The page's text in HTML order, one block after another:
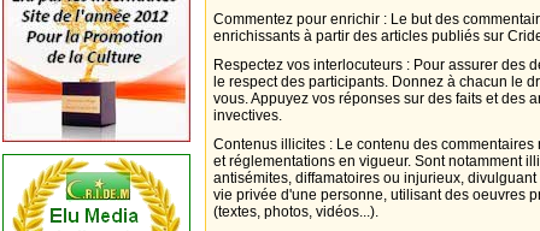
Commentez pour enrichir : Le but des
enrichissants à partir des articles publiés sur
Respectez vos interlocuteurs : Pour assurer des
le respect des participants. Donnez à chacun le
vous. Appuyez vos réponses sur des faits et des
invectives.
Contenus illicites : Le contenu des
et réglementations en vigueur. Sont notamment
antisémites, diffamatoires ou injurieux,
vie privée d'une personne, utilisant des oeuvres
(textes, photos, vidéos...).